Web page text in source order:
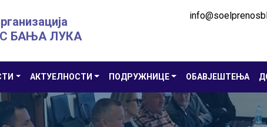
БАЊА ЛУКА
АКТУЕЛНОСТИ ПОДРУЖНИЦЕ ОБАВЈЕШТЕЊА